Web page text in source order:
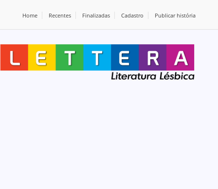
Home Recentes Finalizadas Cadastro Publicar história